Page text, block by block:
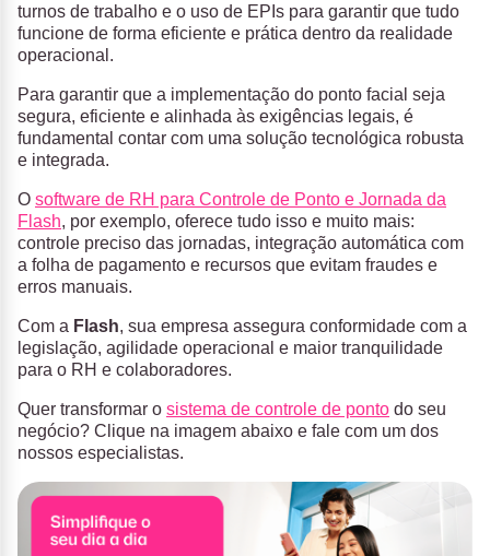
turnos de trabalho e o uso de EPIs para garantir que tudo
funcione de forma eficiente e prática dentro da realidade
operacional.
Para garantir que a implementação do ponto facial seja
segura, eficiente e alinhada às exigências legais, é
fundamental contar com uma solução tecnológica robusta
e integrada.
O software de RH para Controle de Ponto e Jornada da
Flash, por exemplo, oferece tudo isso e muito mais:
controle preciso das jornadas, integração automática com
a folha de pagamento e recursos que evitam fraudes e
erros manuais.
Com a Flash, sua empresa assegura conformidade com a
legislação, agilidade operacional e maior tranquilidade
para o RH e colaboradores.
Quer transformar o sistema de controle de ponto do seu
negócio? Clique na imagem abaixo e fale com um dos
nossos especialistas.